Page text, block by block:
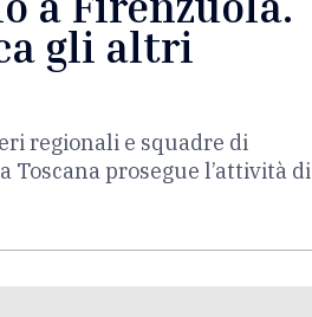
gli altri
regionali e squadre di
prosegue l’attività di